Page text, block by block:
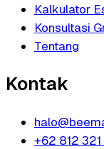
Kalkulator
Konsultasi
Tentang
Kontak
+62 812 321